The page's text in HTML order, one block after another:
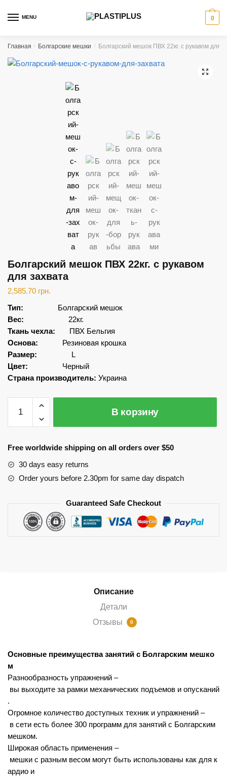
MENU 0
Главная / Болгарские мешки / Болгарский мешок ПВХ 22кг. с рукавом для
🔍
Болгарский мешок ПВХ 22кг. с рукавом
для захвата
2,585.70 грн.
Тип: Болгарский мешок
Вес: 22кг.
Ткань чехла: ПВХ Бельгия
Основа: Резиновая крошка
Размер: L
Цвет: Черный
Страна производитель: Украина
Количество
Болгарский
мешок
22кг.
с
рукавом
В корзину
Free worldwide shipping on all orders over $50
30 days easy returns
Order yours before 2.30pm for same day dispatch
Guaranteed Safe Checkout
Описание
Детали
Отзывы
0
Основные преимущества занятий с Болгарским мешко
м
Разнообразность упражнений –
вы выходите за рамки механических подъемов и опусканий
.
Огромное количество доступных техник и упражнений –
в сети есть более 300 программ для занятий с Болгарским
мешком.
Широкая область применения –
мешки с разным весом могут быть использованы как для к
ардио и